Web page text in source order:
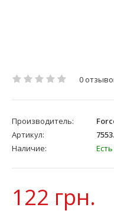
0
Производитель:
Артикул:
Наличие:
122 грн.